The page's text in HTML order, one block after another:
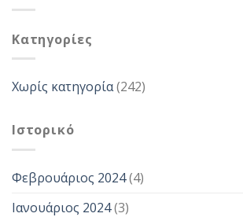
Kατηγορίες
Χωρίς κατηγορία(242)
Ιστορικό
Φεβρουάριος 2024(4)
Ιανουάριος 2024(3)